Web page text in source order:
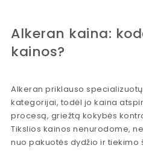
Alkeran kaina:
kainos?
Alkeran priklauso
kategorijai, todėl jo kaina
procesą, griežtą kokybės
Tikslios kainos nenurodome,
nuo pakuotės dydžio ir tiekimo